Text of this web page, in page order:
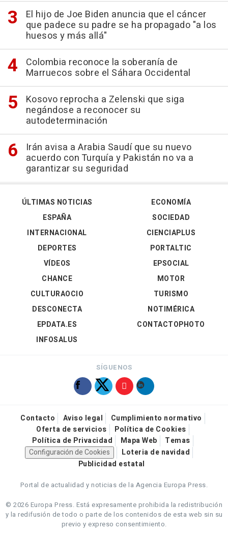
El hijo de Joe Biden anuncia que el cáncer
que padece su padre se ha propagado "a los
huesos y más allá"
Colombia reconoce la soberanía de
Marruecos sobre el Sáhara Occidental
Kosovo reprocha a Zelenski que siga
negándose a reconocer su
autodeterminación
Irán avisa a Arabia Saudí que su nuevo
acuerdo con Turquía y Pakistán no va a
garantizar su seguridad
ÚLTIMAS NOTICIAS
ESPAÑA
INTERNACIONAL
DEPORTES
VÍDEOS
ECONOMÍA
SOCIEDAD
CIENCIAPLUS
PORTALTIC
EPSOCIAL
CHANCE
CULTURAOCIO
DESCONECTA
EPDATA.ES
INFOSALUS
MOTOR
TURISMO
NOTIMÉRICA
CONTACTOPHOTO
SÍGUENOS
Contacto Aviso legal
Cumplimiento normativo
Oferta de servicios
Política de Cookies
Política de Privacidad
Mapa Web
Temas
Configuración de Cookies
Loteria de navidad
Publicidad estatal
Portal de actualidad y noticias de la Agencia Europa Press.
© 2026 Europa Press. Está expresamente prohibida la redistribución
y la redifusión de todo o parte de los contenidos de esta web sin su
previo y expreso consentimiento.